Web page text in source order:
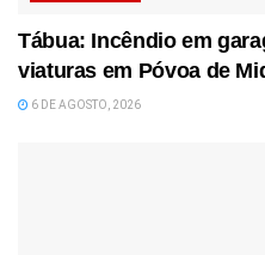
Tábua: Incêndio em
viaturas em Póvoa de
6 DE AGOSTO, 2026